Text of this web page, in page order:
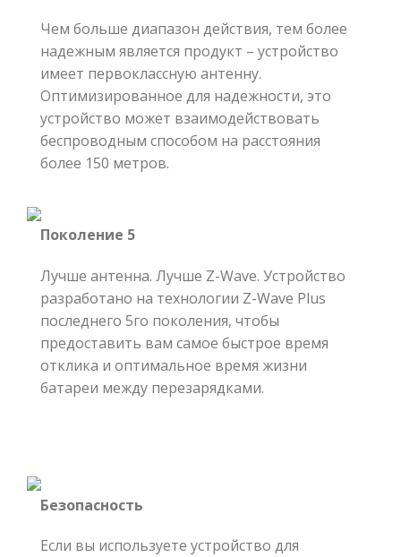
Чем больше диапазон действия, тем более
надежным является продукт – устройство
имеет первоклассную антенну.
Оптимизированное для надежности, это
устройство может взаимодействовать
беспроводным способом на расстояния
более 150 метров.
Поколение 5
Лучше антенна. Лучше Z-Wave. Устройство
разработано на технологии Z-Wave Plus
последнего 5го поколения, чтобы
предоставить вам самое быстрое время
отклика и оптимальное время жизни
батареи между перезарядками.
Безопасность
Если вы используете устройство для